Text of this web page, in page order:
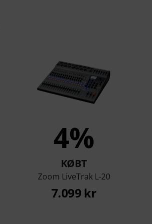
4%
KØBT
Zoom LiveTrak L-20
7.099 kr